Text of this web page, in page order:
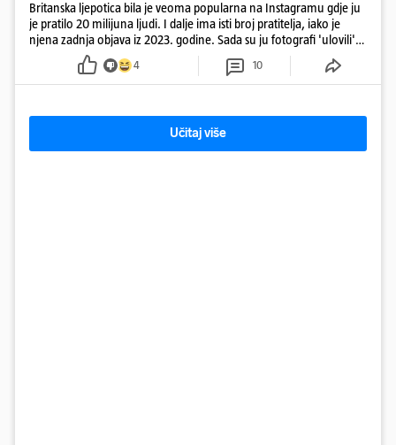
Britanska ljepotica bila je veoma popularna na Instagramu gdje ju
je pratilo 20 milijuna ljudi. I dalje ima isti broj pratitelja, iako je
njena zadnja objava iz 2023. godine. Sada su ju fotografi 'ulovili'
4 10
Učitaj više